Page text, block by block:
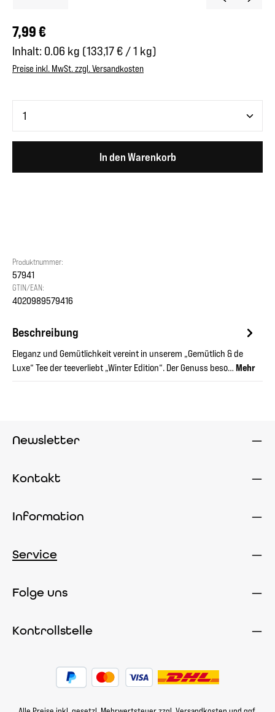
Regulärer Preis:
7,99 €
Inhalt: 0.06 kg (133,17 € / 1 kg)
Preise inkl. MwSt. zzgl. Versandkosten
In den Warenkorb
Produktnummer:
57941
GTIN/EAN:
4020989579416
Beschreibung
Eleganz und Gemütlichkeit vereint in unserem „Gemütlich & de
Luxe“ Tee der teeverliebt „Winter Edition“. Der Genuss beso… Mehr
Newsletter
Kontakt
Information
Service
Folge uns
Kontrollstelle